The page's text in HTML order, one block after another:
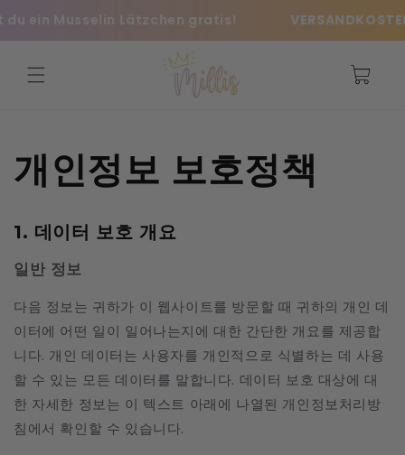
콘텐츠로
건너뛰기
Musselin Lätzchen gratis!
카
트
개인정보 보호정책
1. 데이터 보호 개요
일반 정보
다음 정보는 귀하가 이 웹사이트를 방문할 때 귀하의 개인 데
이터에 어떤 일이 일어나는지에 대한 간단한 개요를 제공합
니다. 개인 데이터는 사용자를 개인적으로 식별하는 데 사용
할 수 있는 모든 데이터를 말합니다. 데이터 보호 대상에 대
한 자세한 정보는 이 텍스트 아래에 나열된 개인정보처리방
침에서 확인할 수 있습니다.